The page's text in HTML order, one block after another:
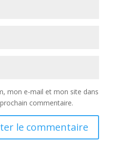
mon e-mail et mon site dans
commentaire.